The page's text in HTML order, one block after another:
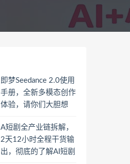
即梦Seedance 2.0使用
手册，全新多模态创作
体验，请你们大胆想
A短剧全产业链拆解，
2天12小时全程干货输
出，彻底的了解AI短剧